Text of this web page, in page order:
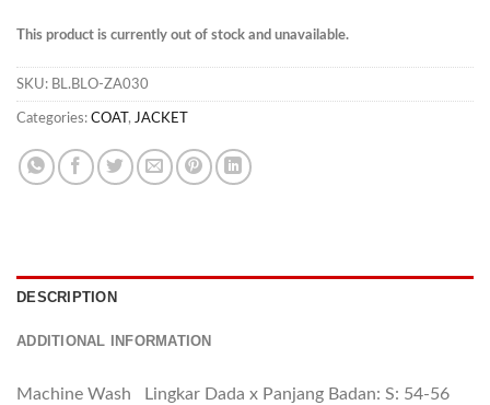
This product is currently out of stock and unavailable.
SKU: BL.BLO-ZA030
Categories: COAT , JACKET
DESCRIPTION
ADDITIONAL INFORMATION
Machine Wash Lingkar Dada x Panjang Badan: S: 54-56